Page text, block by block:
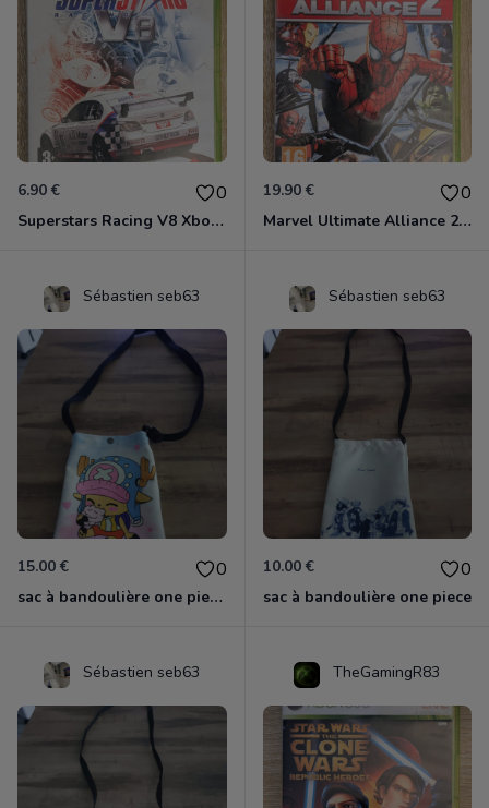
6.90 € 0
Superstars Racing V8 Xbox 360
19.90 € 0
Marvel Ultimate Alliance 2 Xbox 360
Sébastien seb63
15.00 € 0
sac à bandoulière one piece chopper
Sébastien seb63
10.00 € 0
sac à bandoulière one piece
Sébastien seb63 TheGamingR83